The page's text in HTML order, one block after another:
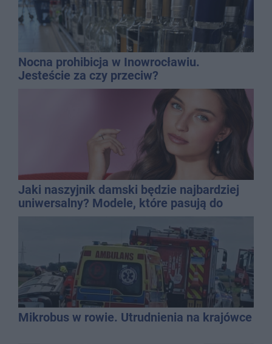
Nocna prohibicja w Inowrocławiu.
Jesteście za czy przeciw?
Jaki naszyjnik damski będzie najbardziej
uniwersalny? Modele, które pasują do
wielu stylizacji
Mikrobus w rowie. Utrudnienia na krajówce